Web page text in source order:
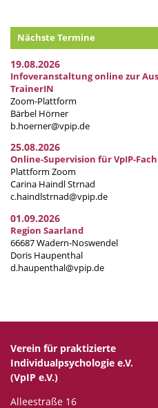
Nächste Termine
19.08.2026
Infoveranstaltung online zur
TrainerIN
Zoom-Plattform
Bärbel Hörner
b.hoerner@vpip.de
25.08.2026
Online-Supervision für VpIP-
Plattform Zoom
Carina Haindl Strnad
c.haindlstrnad@vpip.de
01.09.2026
Region Saarland
66687 Wadern-Noswendel
Doris Haupenthal
d.haupenthal@vpip.de
Verein für praktizierte
Individualpsychologie e.V.
(VpIP e.V.)
Alleestraße 16